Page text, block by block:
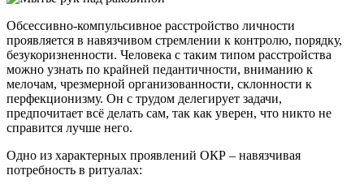
Обсессивно-компульсивное расстройство личности
проявляется в навязчивом стремлении к контролю, порядку,
безукоризненности. Человека с таким типом расстройства
можно узнать по крайней педантичности, вниманию к
мелочам, чрезмерной организованности, склонности к
перфекционизму. Он с трудом делегирует задачи,
предпочитает всё делать сам, так как уверен, что никто не
справится лучше него.
Одно из характерных проявлений ОКР – навязчивая
потребность в ритуалах: